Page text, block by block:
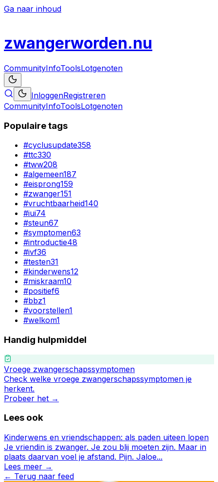
Ga naar inhoud
zwangerworden.nu
CommunityInfoToolsLotgenoten
InloggenRegistreren
CommunityInfoToolsLotgenoten
Populaire tags
#cyclusupdate358
#ttc330
#tww208
#algemeen187
#eisprong159
#zwanger151
#vruchtbaarheid140
#iui74
#steun67
#symptomen63
#introductie48
#ivf36
#testen31
#kinderwens12
#miskraam10
#positief6
#bbz1
#voorstellen1
#welkom1
Handig hulpmiddel
Vroege zwangerschapssymptomen
Check welke vroege zwangerschapssymptomen je
herkent.
Probeer het →
Lees ook
Kinderwens en vriendschappen: als paden uiteen lopen
Je vriendin is zwanger. Je zou blij moeten zijn. Maar in
plaats daarvan voel je afstand. Pijn. Jaloe...
Lees meer →
← Terug naar feed